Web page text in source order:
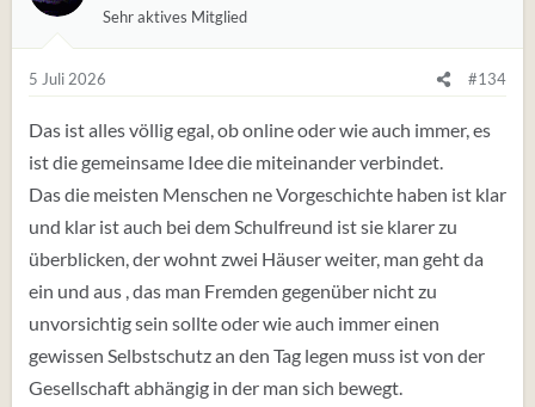
n
e
n
:
Sehr aktives Mitglied
5 Juli 2026 #134
Das ist alles völlig egal, ob online oder wie auch immer, es
ist die gemeinsame Idee die miteinander verbindet.
Das die meisten Menschen ne Vorgeschichte haben ist klar
und klar ist auch bei dem Schulfreund ist sie klarer zu
überblicken, der wohnt zwei Häuser weiter, man geht da
ein und aus , das man Fremden gegenüber nicht zu
unvorsichtig sein sollte oder wie auch immer einen
gewissen Selbstschutz an den Tag legen muss ist von der
Gesellschaft abhängig in der man sich bewegt.